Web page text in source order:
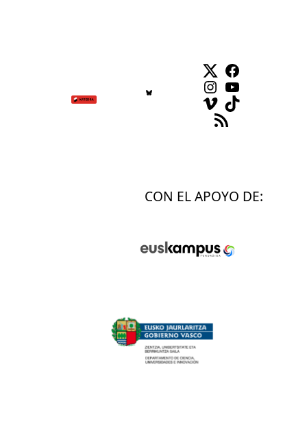
TwitterFacebook
Instagram
YouTube
VimeoTikTok
Feed RSS
CON EL APOYO DE: